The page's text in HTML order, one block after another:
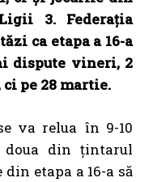
3. Federația
ca etapa a 16-a
dispute vineri, 2
pe 28 martie.
va relua în 9-10
doua din țintarul
etapa a 16-a să